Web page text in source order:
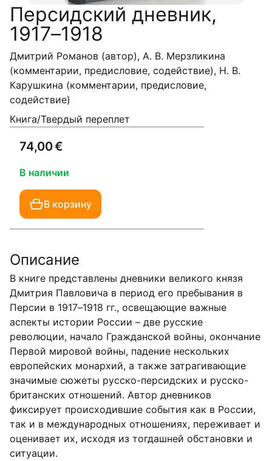
Персидский дневник,
1917–1918
Дмитрий Романов (автор), А. В. Мерзликина
(комментарии, предисловие, содействие), Н. В.
Карушкина (комментарии, предисловие,
содействие)
Книга/Твердый переплет
74,00 €
В наличии
В корзину
Описание
В книге представлены дневники великого князя
Дмитрия Павловича в период его пребывания в
Персии в 1917–1918 гг., освещающие важные
аспекты истории России – две русские
революции, начало Гражданской войны, окончание
Первой мировой войны, падение нескольких
европейских монархий, а также затрагивающие
значимые сюжеты русско-персидских и русско-
британских отношений. Автор дневников
фиксирует происходившие события как в России,
так и в международных отношениях, переживает и
оценивает их, исходя из тогдашней обстановки и
ситуации.